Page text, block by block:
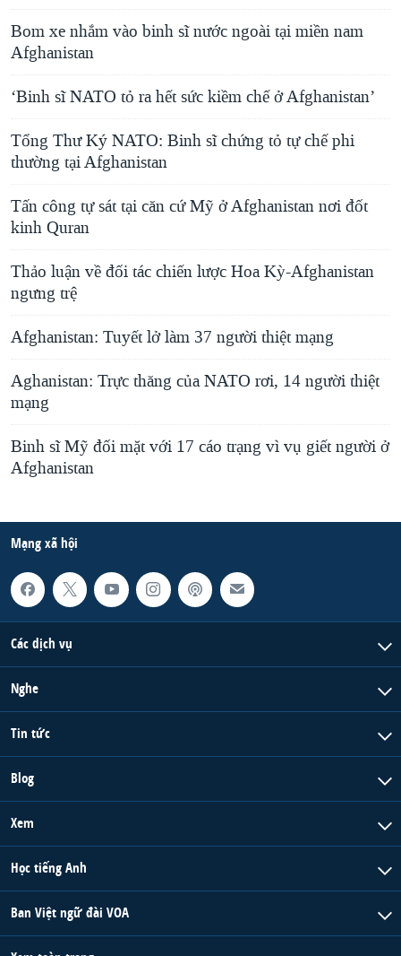
Bom xe nhắm vào binh sĩ nước ngoài tại miền nam
Afghanistan
‘Binh sĩ NATO tỏ ra hết sức kiềm chế ở Afghanistan’
Tổng Thư Ký NATO: Binh sĩ chứng tỏ tự chế phi
thường tại Afghanistan
Tấn công tự sát tại căn cứ Mỹ ở Afghanistan nơi đốt
kinh Quran
Thảo luận về đối tác chiến lược Hoa Kỳ-Afghanistan
ngưng trệ
Afghanistan: Tuyết lở làm 37 người thiệt mạng
Aghanistan: Trực thăng của NATO rơi, 14 người thiệt
mạng
Binh sĩ Mỹ đối mặt với 17 cáo trạng vì vụ giết người ở
Afghanistan
Mạng xã hội
Các dịch vụ
Nghe
Tin tức
Blog
Xem
Học tiếng Anh
Ban Việt ngữ đài VOA